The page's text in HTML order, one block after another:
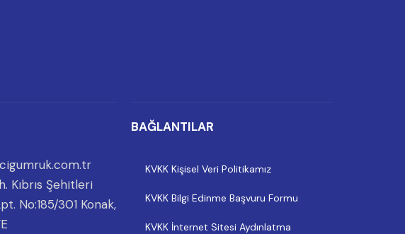
Kıbrıs Şehitleri
No:185/301 Konak,
BAĞLANTILAR
KVKK Kişisel Veri Politikamız
KVKK Bilgi Edinme Başvuru Formu
KVKK İnternet Sitesi Aydınlatma